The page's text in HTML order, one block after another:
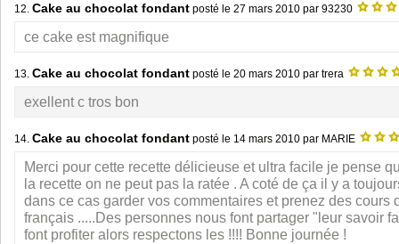
12. Cake au chocolat fondant posté le 27 mars 2010 par 93230
ce cake est magnifique
13. Cake au chocolat fondant posté le 20 mars 2010 par trera
exellent c tros bon
14. Cake au chocolat fondant posté le 14 mars 2010 par MARIE
Merci pour cette recette délicieuse et ultra facile je pense
la recette on ne peut pas la ratée . A coté de ça il y a
dans ce cas garder vos commentaires et prenez des cours
français .....Des personnes nous font partager "leur savoir
font profiter alors respectons les !!!! Bonne journée !